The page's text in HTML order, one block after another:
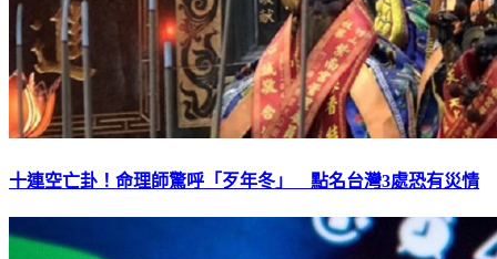
十連空亡卦！命理師驚呼「歹年冬」 點名台灣3處恐有災情